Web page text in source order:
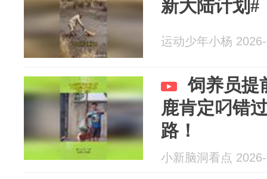
新大陆计划#
运动少年小杨
饲养员提
鹿肯定叼错
路！
小新脑洞看点